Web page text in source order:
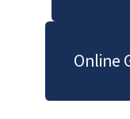
Online